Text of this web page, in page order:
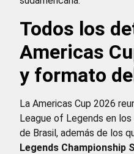
Todos los
Americas
y formato
La Americas Cup 2026
League of Legends en
de Brasil, además de los
Legends Championship